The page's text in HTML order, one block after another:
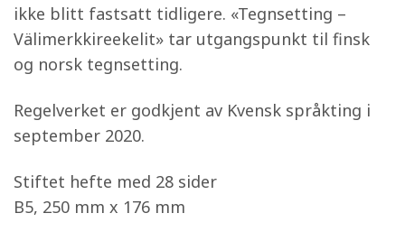
ikke blitt fastsatt tidligere. «Tegnsetting –
Välimerkkireekelit» tar utgangspunkt til finsk
og norsk tegnsetting.
Regelverket er godkjent av Kvensk språkting i
september 2020.
Stiftet hefte med 28 sider
B5, 250 mm x 176 mm